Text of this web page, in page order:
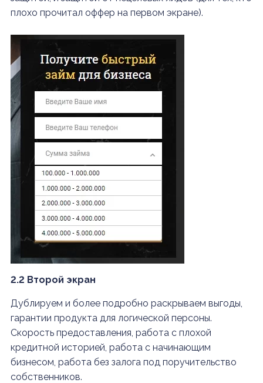
плохо прочитал оффер на первом экране).
2.2 Второй экран
Дублируем и более подробно раскрываем выгоды,
гарантии продукта для логической персоны.
Скорость предоставления, работа с плохой
кредитной историей, работа с начинающим
бизнесом, работа без залога под поручительство
собственников.